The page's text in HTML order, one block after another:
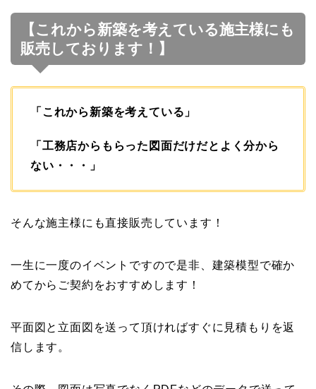
【これから新築を考えている施主様にも
販売しております！】
「これから新築を考えている」
「工務店からもらった図面だけだとよく分から
ない・・・」
そんな施主様にも直接販売しています！
一生に一度のイベントですので是非、建築模型で確か
めてからご契約をおすすめします！
平面図と立面図を送って頂ければすぐに見積もりを返
信します。